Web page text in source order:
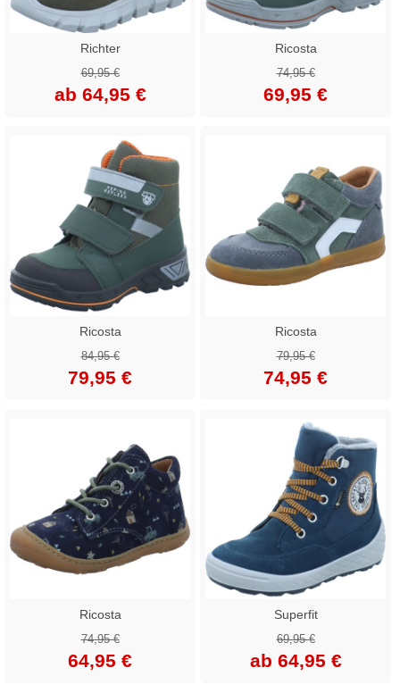
Richter
69,95 €
ab 64,95 €
Ricosta
74,95 €
69,95 €
Ricosta
84,95 €
79,95 €
Ricosta
79,95 €
74,95 €
Ricosta
74,95 €
64,95 €
Superfit
69,95 €
ab 64,95 €